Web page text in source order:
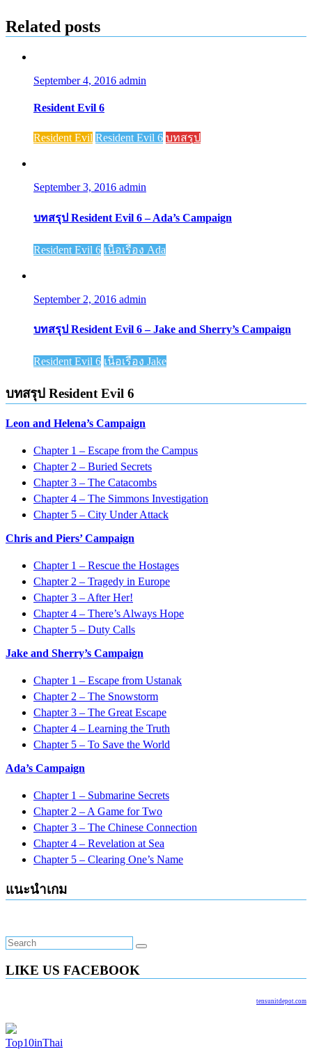
Related posts
September 4, 2016 admin
Resident Evil 6
Resident Evil Resident Evil 6 บทสรุป
September 3, 2016 admin
บทสรุป Resident Evil 6 – Ada’s Campaign
Resident Evil 6 เนื้อเรื่อง Ada
September 2, 2016 admin
บทสรุป Resident Evil 6 – Jake and Sherry’s Campaign
Resident Evil 6 เนื้อเรื่อง Jake
บทสรุป Resident Evil 6
Leon and Helena’s Campaign
Chapter 1 – Escape from the Campus
Chapter 2 – Buried Secrets
Chapter 3 – The Catacombs
Chapter 4 – The Simmons Investigation
Chapter 5 – City Under Attack
Chris and Piers’ Campaign
Chapter 1 – Rescue the Hostages
Chapter 2 – Tragedy in Europe
Chapter 3 – After Her!
Chapter 4 – There’s Always Hope
Chapter 5 – Duty Calls
Jake and Sherry’s Campaign
Chapter 1 – Escape from Ustanak
Chapter 2 – The Snowstorm
Chapter 3 – The Great Escape
Chapter 4 – Learning the Truth
Chapter 5 – To Save the World
Ada’s Campaign
Chapter 1 – Submarine Secrets
Chapter 2 – A Game for Two
Chapter 3 – The Chinese Connection
Chapter 4 – Revelation at Sea
Chapter 5 – Clearing One’s Name
แนะนำเกม
LIKE US FACEBOOK
tensunitdepot.com
Top10inThai